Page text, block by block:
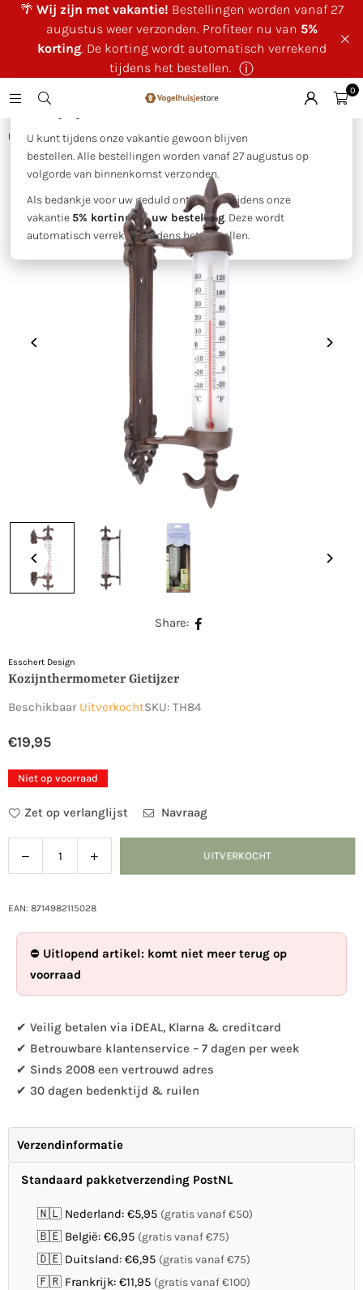
🌴 Wij zijn met vakantie! Bestellingen worden vanaf 27
augustus weer verzonden. Profiteer nu van 5%
korting. De korting wordt automatisch verrekend
tijdens het bestellen. ⓘ
×
U kunt tijdens onze vakantie gewoon blijven
bestellen. Alle bestellingen worden vanaf 27 augustus op
volgorde van binnenkomst verzonden.
Als bedankje voor uw geduld ontvangt u tijdens onze
vakantie5% korting op uw bestelling. Deze wordt
automatisch verrekend tijdens het bestellen.
0
Huis Kozijnthermometer gietijzer
Share:
Esschert Design
Kozijnthermometer Gietijzer
Beschikbaar UitverkochtSKU: TH84
Normale
prijs
€19,95
Niet op voorraad
Zet op verlanglijst Navraag
Hoeveelheid
Verlaag
de
voor
Verhoog
de
UITVERKOCHT
EAN: 8714982115028
⛔ Uitlopend artikel: komt niet meer terug op
voorraad
✔ Veilig betalen via iDEAL, Klarna & creditcard
✔ Betrouwbare klantenservice – 7 dagen per week
✔ Sinds 2008 een vertrouwd adres
✔ 30 dagen bedenktijd & ruilen
Verzendinformatie
Standaard pakketverzending PostNL
🇳🇱 Nederland: €5,95 (gratis vanaf €50)
🇧🇪 België: €6,95 (gratis vanaf €75)
🇩🇪 Duitsland: €6,95 (gratis vanaf €75)
🇫🇷 Frankrijk: €11,95 (gratis vanaf €100)